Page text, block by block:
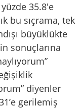
35.8'e
bu sıçrama, tek
büyüklükte
sonuçlarına
diyenler
gerilemiş